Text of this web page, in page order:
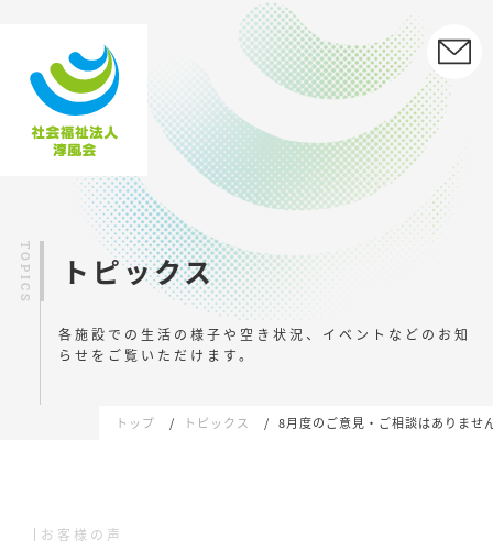
トピックス
各施設での生活の様子や空き状況、イベントなどの お知
らせをご覧いただけます。
トップ トピックス 8月度のご意見・ご相談はありませ
お客様の声